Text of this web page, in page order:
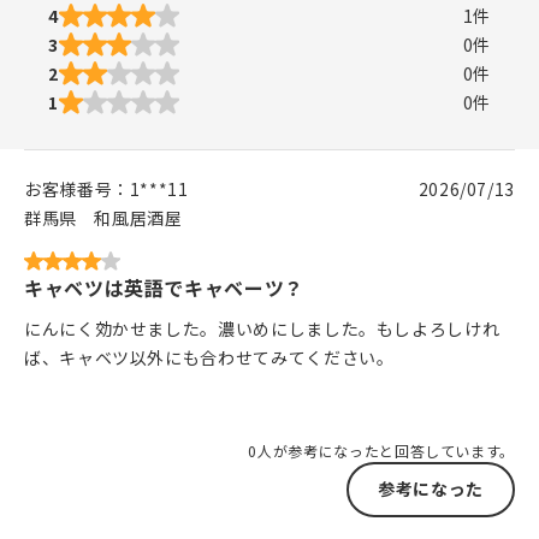
4
1件
3
0件
2
0件
1
0件
お客様番号： 1***11
群馬県
和風居酒屋
2026/07/13
キャベツは英語でキャベーツ？
にんにく効かせました。濃いめにしました。もしよろしけれ
ば、キャベツ以外にも合わせてみてください。
0人が参考になったと回答しています。
参考になった